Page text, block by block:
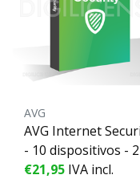
AVG
AVG Internet
- 10 dispositivos -
ños
€21,95 IVA incl.